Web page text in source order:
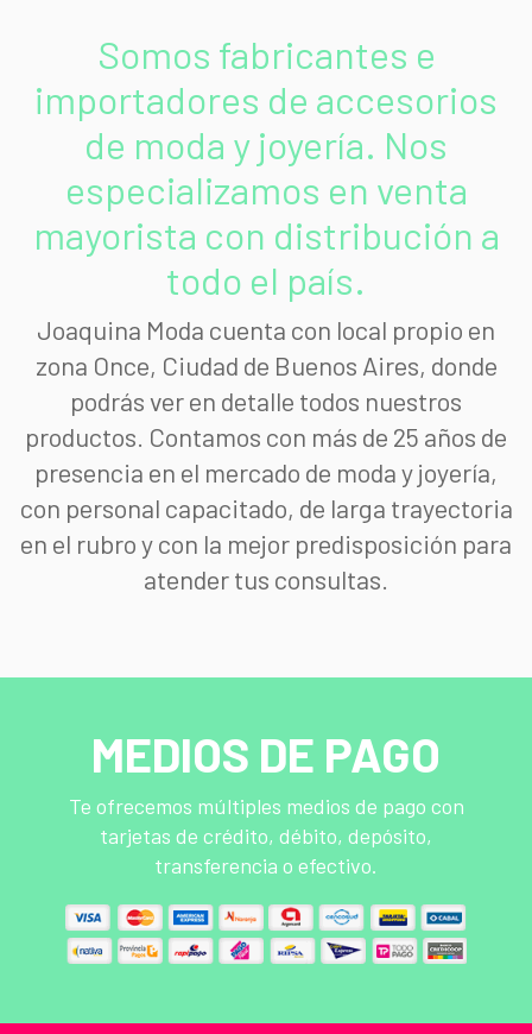
Somos fabricantes e
importadores de accesorios
de moda y joyería. Nos
especializamos en venta
mayorista con distribución a
todo el país.
Joaquina Moda cuenta con local propio en
zona Once, Ciudad de Buenos Aires, donde
podrás ver en detalle todos nuestros
productos. Contamos con más de 25 años de
presencia en el mercado de moda y joyería,
con personal capacitado, de larga trayectoria
en el rubro y con la mejor predisposición para
atender tus consultas.
MEDIOS DE PAGO
Te ofrecemos múltiples medios de pago con
tarjetas de crédito, débito, depósito,
transferencia o efectivo.